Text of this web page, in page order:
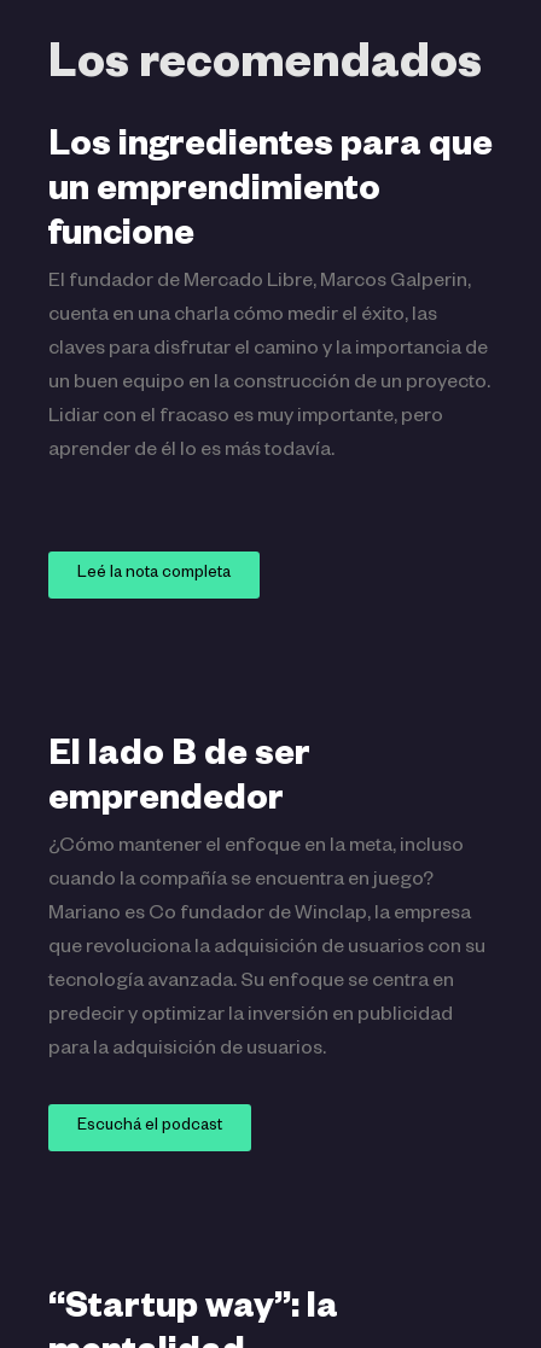
Los recomendados
Los ingredientes para que
un emprendimiento
funcione
El fundador de Mercado Libre, Marcos Galperin,
cuenta en una charla cómo medir el éxito, las
claves para disfrutar el camino y la importancia de
un buen equipo en la construcción de un proyecto.
Lidiar con el fracaso es muy importante, pero
aprender de él lo es más todavía.
Leé la nota completa
El lado B de ser
emprendedor
¿Cómo mantener el enfoque en la meta, incluso
cuando la compañía se encuentra en juego?
Mariano es Co fundador de Winclap, la empresa
que revoluciona la adquisición de usuarios con su
tecnología avanzada. Su enfoque se centra en
predecir y optimizar la inversión en publicidad
para la adquisición de usuarios.
Escuchá el podcast
“Startup way”: la